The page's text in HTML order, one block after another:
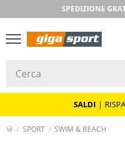
SPEDIZIONE30
SALDI |
SPORT SWIM & BEACH